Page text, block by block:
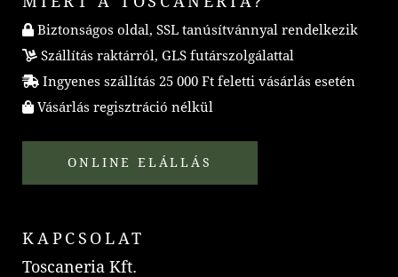
Biztonságos oldal, SSL tanúsítvánnyal rendelkezik
Szállítás raktárról, GLS futárszolgálattal
Ingyenes szállítás 25 000 Ft feletti vásárlás esetén
Vásárlás regisztráció nélkül
ONLINE ELÁLLÁS
KAPCSOLAT
Toscaneria Kft.